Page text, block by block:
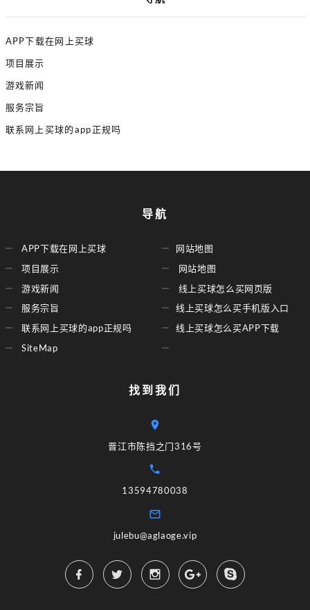
APP下载在网上买球
项目展示
游戏新闻
服务宗旨
联系网上买球的app正规吗
导航
APP下载在网上买球
项目展示
游戏新闻
服务宗旨
联系网上买球的app正规吗
SiteMap
网站地图
网站地图
线上买球怎么买网页版
线上买球怎么买手机版入口
线上买球怎么买APP下载
找到我们
晋江市陈挡之门316号
13594780038
julebu@aglaoge.vip